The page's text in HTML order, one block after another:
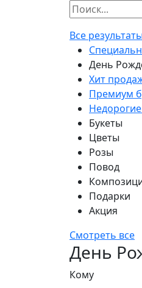
Все результаты
День
Хит
Премиум
Букеты
Цветы
Розы
Повод
Подарки
Акция
Смотреть все
День
Кому